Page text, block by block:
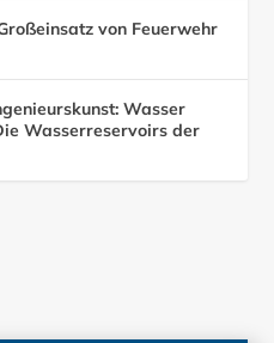
von Feuerwehr
Wasser
Wasserreservoirs der